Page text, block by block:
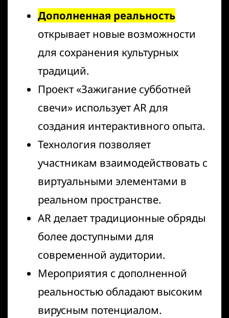
Дополненная реальность
открывает новые возможности
для сохранения культурных
традиций.
Проект «Зажигание субботней
свечи» использует AR для
создания интерактивного опыта.
Технология позволяет
участникам взаимодействовать с
виртуальными элементами в
реальном пространстве.
AR делает традиционные обряды
более доступными для
современной аудитории.
Мероприятия с дополненной
реальностью обладают высоким
вирусным потенциалом.